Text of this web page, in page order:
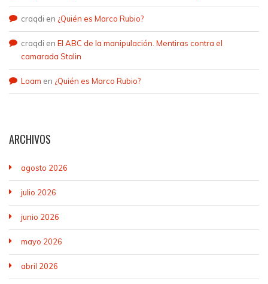
craqdi en ¿Quién es Marco Rubio?
craqdi en El ABC de la manipulación. Mentiras contra el
camarada Stalin
Loam en ¿Quién es Marco Rubio?
ARCHIVOS
agosto 2026
julio 2026
junio 2026
mayo 2026
abril 2026